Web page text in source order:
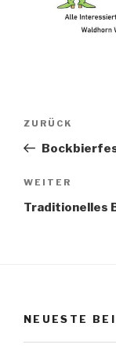
Vorheriger
Beitrag
ZURÜCK
Nächster
Beitrag
WEITER
Traditionelles
NEUESTE